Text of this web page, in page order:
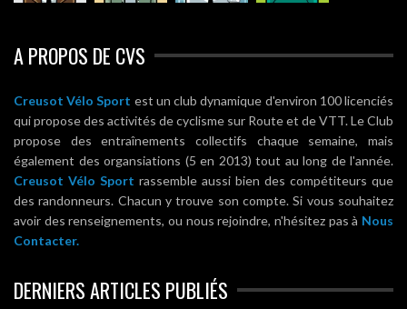
A PROPOS DE CVS
Creusot Vélo Sport est un club dynamique d'environ 100 licenciés
qui propose des activités de cyclisme sur Route et de VTT. Le Club
propose des entraînements collectifs chaque semaine, mais
également des organsiations (5 en 2013) tout au long de l'année.
Creusot Vélo Sport rassemble aussi bien des compétiteurs que
des randonneurs. Chacun y trouve son compte. Si vous souhaitez
avoir des renseignements, ou nous rejoindre, n'hésitez pas à Nous
Contacter.
DERNIERS ARTICLES PUBLIÉS